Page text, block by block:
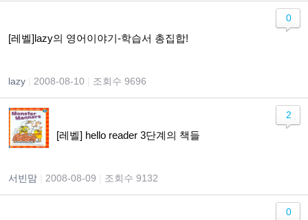
[레벨]lazy의 영어이야기-학습서 총집합!
lazy 2008-08-10 조회수 9696
0
[레벨] hello reader 3단계의 책들
서빈맘 2008-08-09 조회수 9132
2
0